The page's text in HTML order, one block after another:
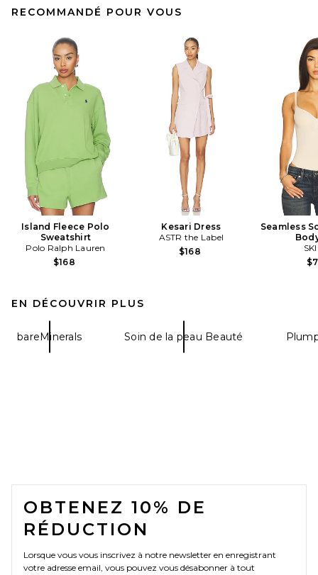
RECOMMANDÉ POUR VOUS
Island Fleece Polo
Sweatshirt
Polo Ralph Lauren
$168
Kesari Dress
ASTR the Label
$168
Seamless
EN DÉCOUVRIR PLUS
bareMinerals Soin de la peau Beauté
FOOTER
OBTENEZ 10% DE
RÉDUCTION
Lorsque vous vous inscrivez à notre newsletter en enregistrant
votre adresse email, vous pouvez vous désabonner à tout